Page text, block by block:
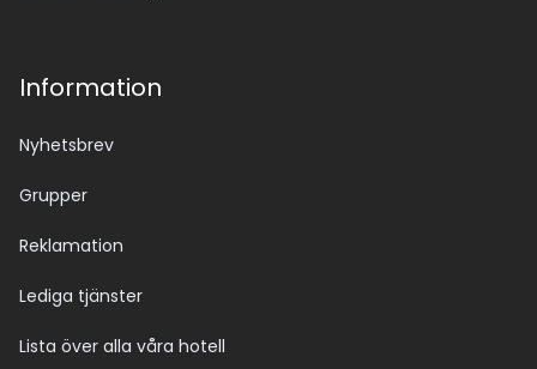
Information
Nyhetsbrev
Grupper
Reklamation
Lediga tjänster
Lista över alla våra hotell